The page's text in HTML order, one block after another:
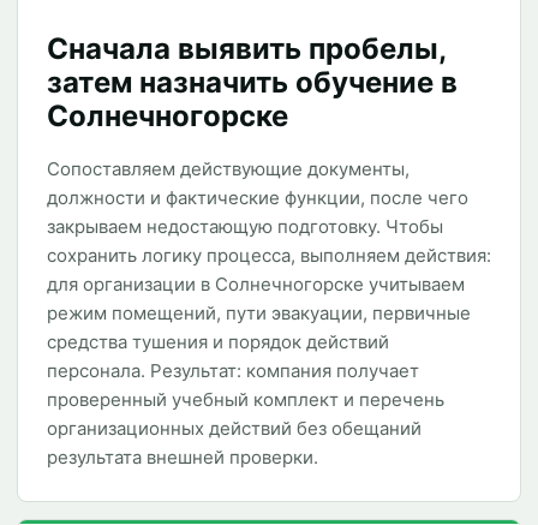
Сначала выявить пробелы,
затем назначить обучение в
Солнечногорске
Сопоставляем действующие документы,
должности и фактические функции, после чего
закрываем недостающую подготовку. Чтобы
сохранить логику процесса, выполняем действия:
для организации в Солнечногорске учитываем
режим помещений, пути эвакуации, первичные
средства тушения и порядок действий
персонала. Результат: компания получает
проверенный учебный комплект и перечень
организационных действий без обещаний
результата внешней проверки.